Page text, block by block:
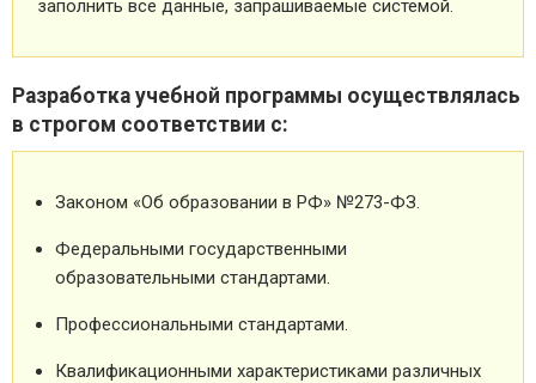
заполнить все данные, запрашиваемые системой.
Разработка учебной программы осуществлялась
в строгом соответствии с:
Законом «Об образовании в РФ» №273-ФЗ.
Федеральными государственными
образовательными стандартами.
Профессиональными стандартами.
Квалификационными характеристиками различных